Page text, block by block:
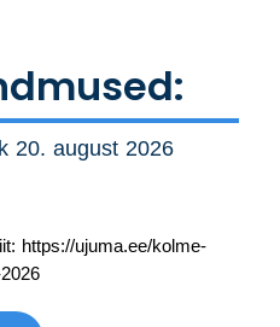
20. august 2026
https://ujuma.ee/kolme-